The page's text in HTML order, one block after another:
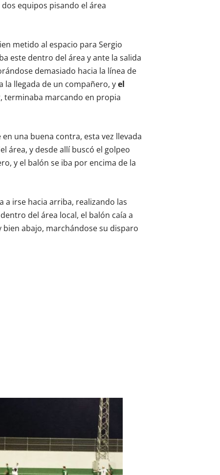
equipos pisando el área
metido al espacio para Sergio
este dentro del área y ante la salida
demasiado hacia la línea de
la llegada de un compañero, yel
terminaba marcando en propia
en una buena contra, esta vez llevada
área, y desde allí buscó el golpeo
y el balón se iba por encima de la
a irse hacia arriba, realizando las
del área local, el balón caía a
abajo, marchándose su disparo